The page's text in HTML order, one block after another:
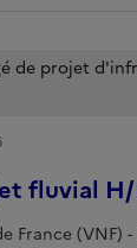
fluvial
France (VNF) -
de projet